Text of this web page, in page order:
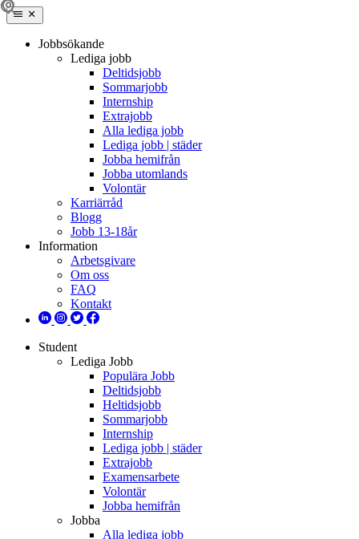
Jobbsökande
Lediga jobb
Deltidsjobb
Sommarjobb
Internship
Extrajobb
Alla lediga jobb
Lediga jobb | städer
Jobba hemifrån
Jobba utomlands
Volontär
Karriärråd
Blogg
Jobb 13-18år
Information
Arbetsgivare
Om oss
FAQ
Kontakt
Student
Lediga Jobb
Populära Jobb
Deltidsjobb
Heltidsjobb
Sommarjobb
Internship
Lediga jobb | städer
Extrajobb
Examensarbete
Volontär
Jobba hemifrån
Jobba
Alla lediga jobb